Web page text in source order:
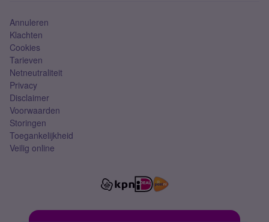
Annuleren
Klachten
Cookies
Tarieven
Netneutraliteit
Privacy
Disclaimer
Voorwaarden
Storingen
Toegankelijkheid
Veilig online